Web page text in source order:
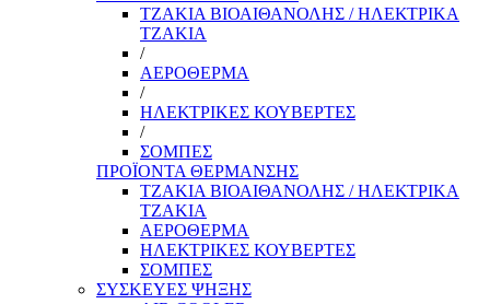
ΤΖΑΚΙΑ ΒΙΟΑΙΘΑΝΟΛΗΣ / ΗΛΕΚΤΡΙΚΑ
ΤΖΑΚΙΑ
/
ΑΕΡΟΘΕΡΜΑ
/
ΗΛΕΚΤΡΙΚΕΣ ΚΟΥΒΕΡΤΕΣ
/
ΣΟΜΠΕΣ
ΠΡΟΪΟΝΤΑ ΘΕΡΜΑΝΣΗΣ
ΤΖΑΚΙΑ ΒΙΟΑΙΘΑΝΟΛΗΣ / ΗΛΕΚΤΡΙΚΑ
ΤΖΑΚΙΑ
ΑΕΡΟΘΕΡΜΑ
ΗΛΕΚΤΡΙΚΕΣ ΚΟΥΒΕΡΤΕΣ
ΣΟΜΠΕΣ
ΣΥΣΚΕΥΕΣ ΨΗΞΗΣ